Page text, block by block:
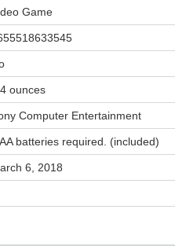
Game
ounces
Computer Entertainment
batteries required. (included)
6, 2018